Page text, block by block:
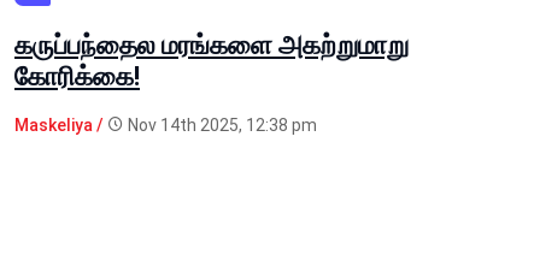
கருப்பந்தைல மரங்களை அகற்றுமாறு
கோரிக்கை!
Maskeliya / Nov 14th 2025, 12:38 pm